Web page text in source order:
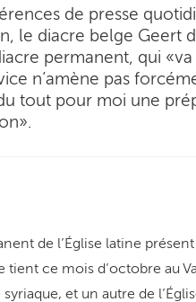
de presse
le diacre belge Geert
permanent, qui «va
n’amène pas
tout pour moi une
de l’Église latine
tient ce mois d’octobre au
et un autre de